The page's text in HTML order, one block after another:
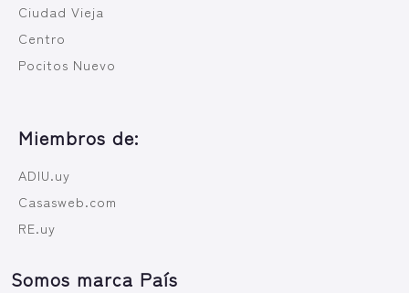
Ciudad Vieja
Centro
Pocitos Nuevo
Miembros de:
ADIU.uy
Casasweb.com
RE.uy
Somos marca País